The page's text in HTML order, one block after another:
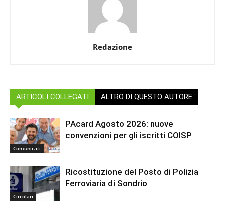
Redazione
ARTICOLI COLLEGATI ALTRO DI QUESTO AUTORE
Comunicati
PAcard Agosto 2026: nuove
convenzioni per gli iscritti COISP
Circolari
Ricostituzione del Posto di Polizia
Ferroviaria di Sondrio